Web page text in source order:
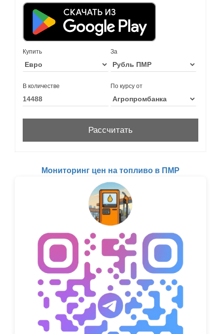
Купить За
В количестве По курсу от
Мониторинг цен на топливо в ПМР